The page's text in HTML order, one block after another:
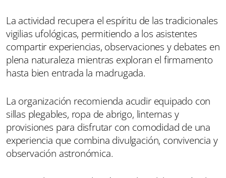
La actividad recupera el espíritu de las tradicionales
vigilias ufológicas, permitiendo a los asistentes
compartir experiencias, observaciones y debates en
plena naturaleza mientras exploran el firmamento
hasta bien entrada la madrugada.
La organización recomienda acudir equipado con
sillas plegables, ropa de abrigo, linternas y
provisiones para disfrutar con comodidad de una
experiencia que combina divulgación, convivencia y
observación astronómica.